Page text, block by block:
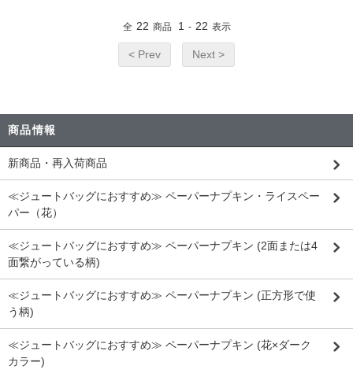
全 22 商品 1 - 22 表示
< Prev Next >
商品情報
新商品・再入荷商品
≪ジュートバッグにおすすめ≫ ペーパーナプキン・ライスペー
パー（花）
≪ジュートバッグにおすすめ≫ ペーパーナプキン (2面または4
面繋がっている柄)
≪ジュートバッグにおすすめ≫ ペーパーナプキン (正方形で使
う柄)
≪ジュートバッグにおすすめ≫ ペーパーナプキン (花×ダーク
カラー)